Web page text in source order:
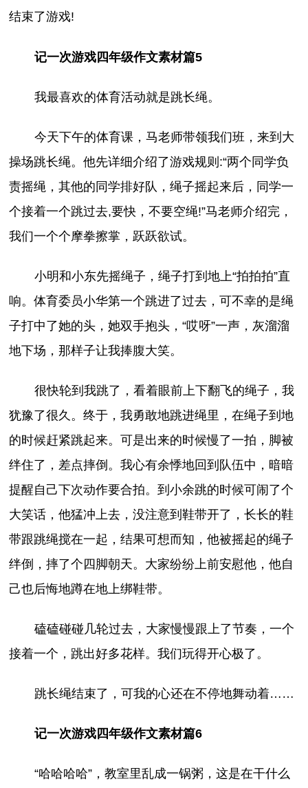
结束了游戏!
记一次游戏四年级作文素材篇5
我最喜欢的体育活动就是跳长绳。
今天下午的体育课，马老师带领我们班，来到大
操场跳长绳。他先详细介绍了游戏规则:“两个同学负
责摇绳，其他的同学排好队，绳子摇起来后，同学一
个接着一个跳过去,要快，不要空绳!”马老师介绍完，
我们一个个摩拳擦掌，跃跃欲试。
小明和小东先摇绳子，绳子打到地上“拍拍拍”直
响。体育委员小华第一个跳进了过去，可不幸的是绳
子打中了她的头，她双手抱头，“哎呀”一声，灰溜溜
地下场，那样子让我捧腹大笑。
很快轮到我跳了，看着眼前上下翻飞的绳子，我
犹豫了很久。终于，我勇敢地跳进绳里，在绳子到地
的时候赶紧跳起来。可是出来的时候慢了一拍，脚被
绊住了，差点摔倒。我心有余悸地回到队伍中，暗暗
提醒自己下次动作要合拍。到小余跳的时候可闹了个
大笑话，他猛冲上去，没注意到鞋带开了，长长的鞋
带跟跳绳搅在一起，结果可想而知，他被摇起的绳子
绊倒，摔了个四脚朝天。大家纷纷上前安慰他，他自
己也后悔地蹲在地上绑鞋带。
磕磕碰碰几轮过去，大家慢慢跟上了节奏，一个
接着一个，跳出好多花样。我们玩得开心极了。
跳长绳结束了，可我的心还在不停地舞动着……
记一次游戏四年级作文素材篇6
“哈哈哈哈”，教室里乱成一锅粥，这是在干什么